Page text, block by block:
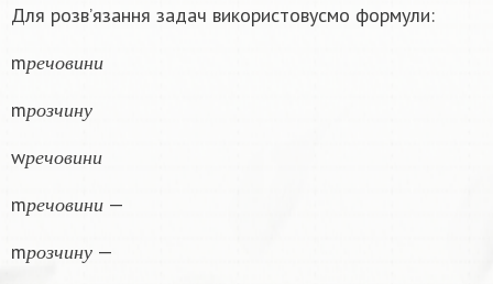
Для розв’язання задач використовусмо формули:
m р е ч о в и н и
m р о з ч и н у
wр е ч о в и н и
m р е ч о в и н и
—
m р о з ч и н у
—